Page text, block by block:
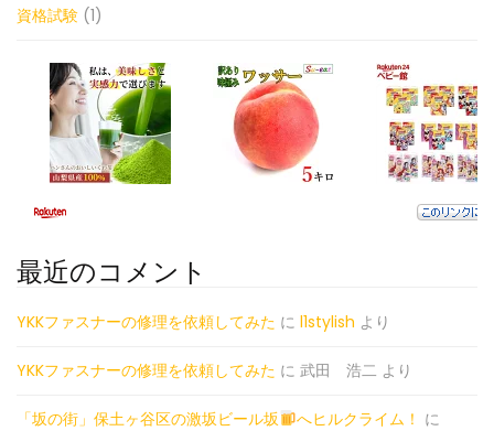
資格試験 (1)
最近のコメント
YKKファスナーの修理を依頼してみた に l1stylish より
YKKファスナーの修理を依頼してみた に 武田 浩二 より
「坂の街」保土ヶ谷区の激坂ビール坂 へヒルクライム！ に